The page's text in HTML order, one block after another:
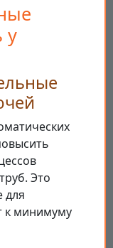
у
Это
для
к минимуму